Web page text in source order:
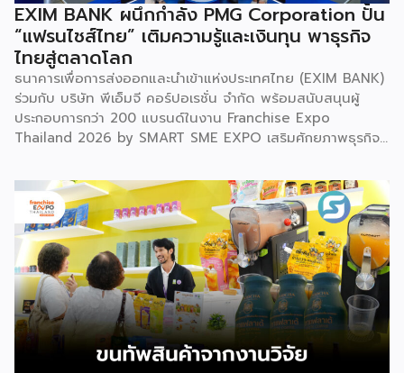
EXIM BANK ผนึกกำลัง PMG Corporation ปั้น
“แฟรนไชส์ไทย” เติมความรู้และเงินทุน พาธุรกิจ
ไทยสู่ตลาดโลก
ธนาคารเพื่อการส่งออกและนำเข้าแห่งประเทศไทย (EXIM BANK)
ร่วมกับ บริษัท พีเอ็มจี คอร์ปอเรชั่น จำกัด พร้อมสนับสนุนผู้
ประกอบการกว่า 200 แบรนด์ในงาน Franchise Expo
Thailand 2026 by SMART SME EXPO เสริมศักยภาพธุรกิจ
บริหารธุรกิจ การวางแผนการเงิน และการบริหารความเสี่ยง
เตรียมความพร้อมสำหรับการขยายตลาดสู่ต่างประเทศ โดยการ
จัดงานครั้งนี้คาดว่าจะสร้างมูลค่าทางเศรษฐกิจราว 220 ล้านบาท
แฟรนไชส์ไม่ใช่เพียงโมเดลธุรกิจ แต่คือ โอกาสในการต่อยอด
แบรนด์ไทยให้ก้าวสู่ตลาดใหม่ EXIM BANK จึงผนึกกำลัง
พันธมิตร สนับสนุนผู้ประกอบการไทยให้พร้อม ขยายธุรกิจ สร้าง
แบรนด์ และเปิดตลาดต่างประเทศ EXIM BANK พร้อมร่วมเดิน
ทางสู่การเปิดตลาดใหม่ เพื่อพา “แฟรนไชส์ไทย” เติบโตไกลใน
ตลาดโลก ด้วยบทบาท Export Co-pilot ที่พร้อมเคียงข้าง
ธุรกิจไทยในทุกเส้นทาง